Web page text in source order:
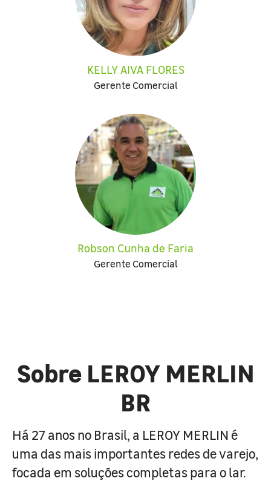
KELLY AIVA FLORES
Gerente Comercial
Robson Cunha de Faria
Gerente Comercial
Sobre LEROY MERLIN
BR
Há 27 anos no Brasil, a LEROY MERLIN é
uma das mais importantes redes de varejo,
focada em soluções completas para o lar.